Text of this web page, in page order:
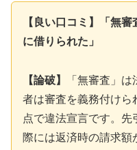
【良い口コミ】「無
に借りられた」
【論破】
「無審査」
者は審査を義務付けら
点で違法宣言です。
際には返済時の請求額